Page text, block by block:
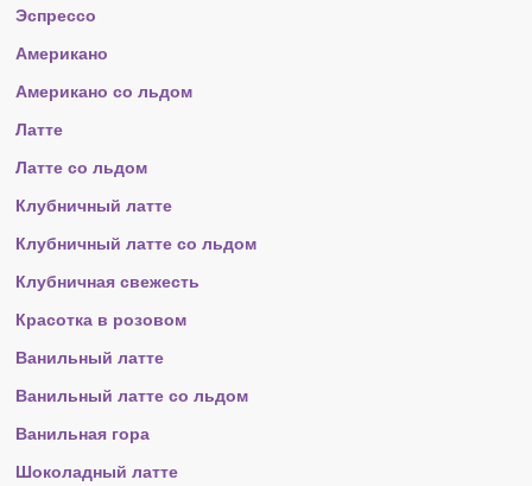
Эспрессо
Американо
Американо со льдом
Латте
Латте со льдом
Клубничный латте
Клубничный латте со льдом
Клубничная свежесть
Красотка в розовом
Ванильный латте
Ванильный латте со льдом
Ванильная гора
Шоколадный латте